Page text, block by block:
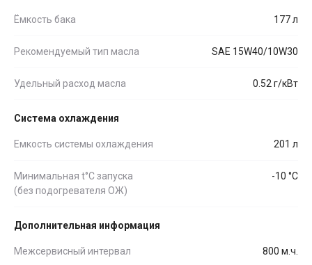
Ёмкость бака 177 л
Рекомендуемый тип масла SAE 15W40/10W30
Удельный расход масла 0.52 г/кВт
Система охлаждения
Емкость системы охлаждения 201 л
Минимальная t°С запуска
(без подогревателя ОЖ)
-10 °С
Дополнительная информация
Межсервисный интервал 800 м.ч.